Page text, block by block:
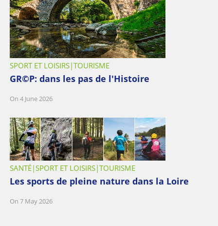
SPORT ET LOISIRS TOURISME
GR©P: dans les pas de l'Histoire
On 4 June 2026
SANTÉ SPORT ET LOISIRS TOURISME
Les sports de pleine nature dans la Loire
On 7 May 2026